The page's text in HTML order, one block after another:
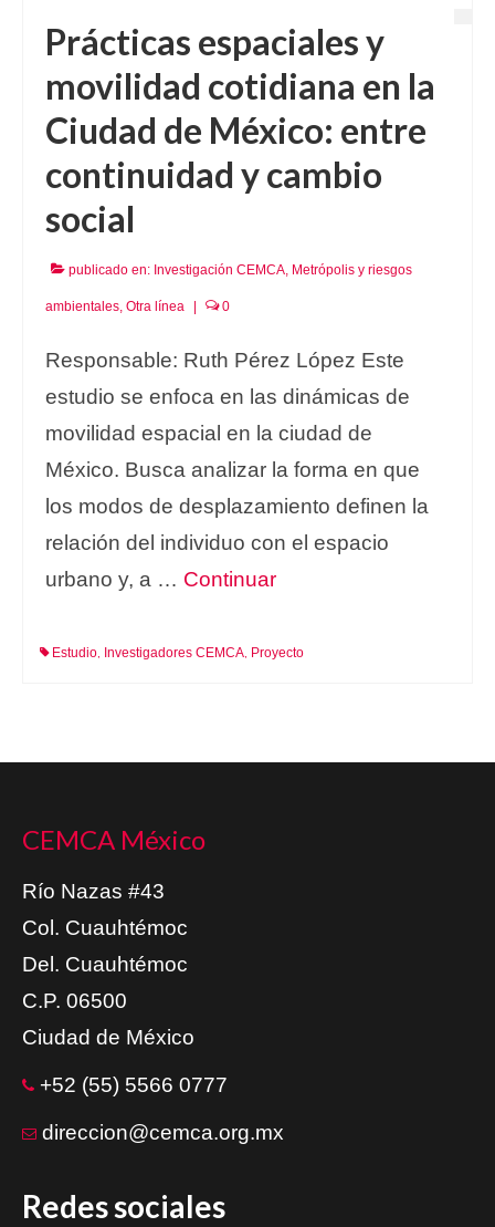
Prácticas espaciales y
movilidad cotidiana en la
Ciudad de México: entre
continuidad y cambio
social
publicado en: Investigación CEMCA, Metrópolis y riesgos
ambientales, Otra línea 0
Responsable: Ruth Pérez López Este
estudio se enfoca en las dinámicas de
movilidad espacial en la ciudad de
México. Busca analizar la forma en que
los modos de desplazamiento definen la
relación del individuo con el espacio
urbano y, a … Continuar
Estudio, Investigadores CEMCA, Proyecto
CEMCA México
Río Nazas #43
Col. Cuauhtémoc
Del. Cuauhtémoc
C.P. 06500
Ciudad de México
+52 (55) 5566 0777
direccion@cemca.org.mx
Redes sociales